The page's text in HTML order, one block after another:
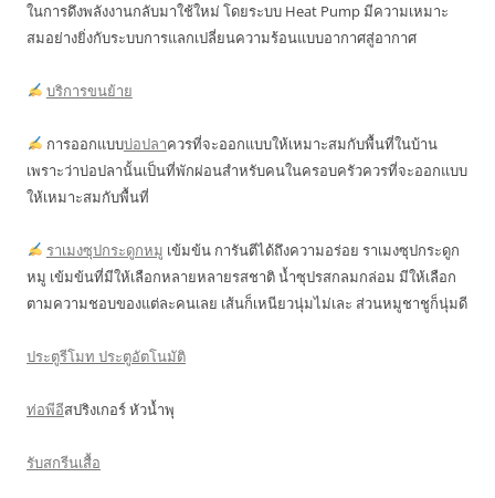
ในการดึงพลังงานกลับมาใช้ใหม่ โดยระบบ Heat Pump มีความเหมาะ
สมอย่างยิ่งกับระบบการแลกเปลี่ยนความร้อนแบบอากาศสู่อากาศ
บริการขนย้าย
การออกแบบบ่อปลาควรที่จะออกแบบให้เหมาะสมกับพื้นที่ในบ้าน
เพราะว่าบ่อปลานั้นเป็นที่พักผ่อนสำหรับคนในครอบครัวควรที่จะออกแบบ
ให้เหมาะสมกับพื้นที่
ราเมงซุปกระดูกหมู เข้มข้น การันตีได้ถึงความอร่อย ราเมงซุปกระดูก
หมู เข้มข้นที่มีให้เลือกหลายหลายรสชาติ น้ำซุปรสกลมกล่อม มีให้เลือก
ตามความชอบของแต่ละคนเลย เส้นก็เหนียวนุ่มไม่เละ ส่วนหมูชาชูก็นุ่มดี
ประตูรีโมท ประตูอัตโนมัติ
ท่อพีอีสปริงเกอร์ หัวน้ำพุ
รับสกรีนเสื้อ